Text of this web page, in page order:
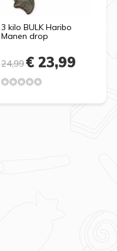
3 kilo BULK Haribo
Manen drop
24,99€ 23,99